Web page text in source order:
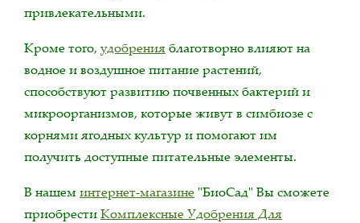
привлекательными.
Кроме того, удобрения благотворно влияют на
водное и воздушное питание растений,
способствуют развитию почвенных бактерий и
микроорганизмов, которые живут в симбиозе с
корнями ягодных культур и помогают им
получить доступные питательные элементы.
В нашем интернет-магазине "БиоСад" Вы сможете
приобрестиКомплексные Удобрения Для